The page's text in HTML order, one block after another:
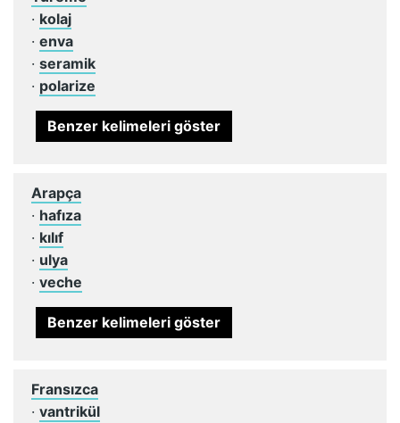
· kolaj
· enva
· seramik
· polarize
Benzer kelimeleri göster
Arapça
· hafıza
· kılıf
· ulya
· veche
Benzer kelimeleri göster
Fransızca
· vantrikül